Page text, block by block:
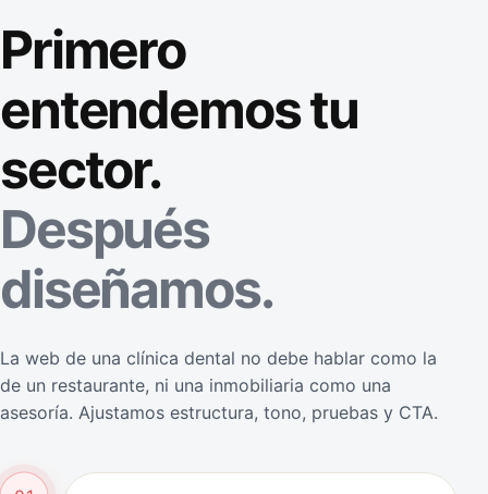
Primero
entendemos tu
sector.
Después
diseñamos.
La web de una clínica dental no debe hablar como la
de un restaurante, ni una inmobiliaria como una
asesoría. Ajustamos estructura, tono, pruebas y CTA.